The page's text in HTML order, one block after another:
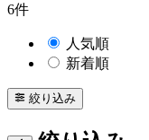
6件
人気順
新着順
絞り込み